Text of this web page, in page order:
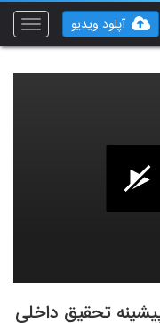
Toggle
آپلود ویدیو
تحقیق داخلی